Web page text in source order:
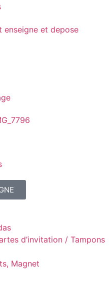
d’invitation / Tampons
Magnet